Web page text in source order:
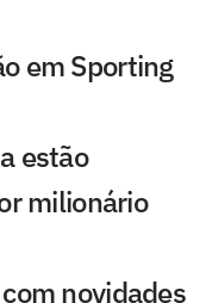
em Sporting
estão
milionário
novidades